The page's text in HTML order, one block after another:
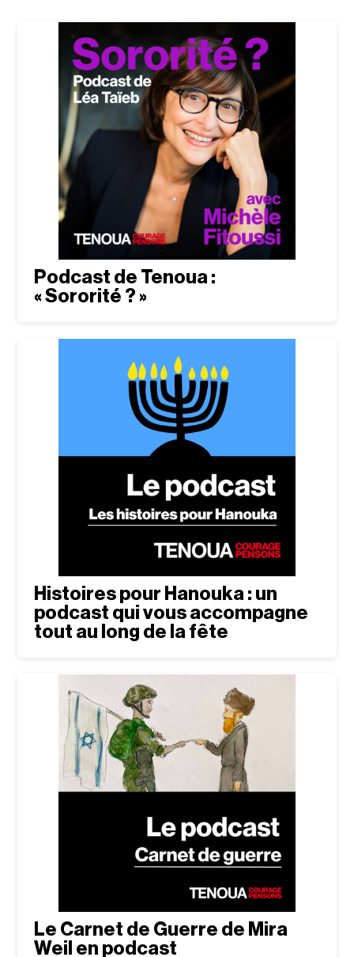
Podcast de Tenoua :
« Sororité ? »
Histoires pour Hanouka : un
podcast qui vous accompagne
tout au long de la fête
Le Carnet de Guerre de Mira
Weil en podcast